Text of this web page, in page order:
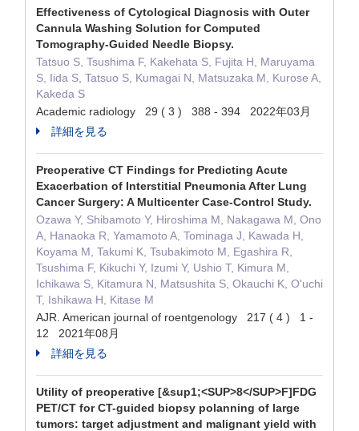
Effectiveness of Cytological Diagnosis with Outer
Cannula Washing Solution for Computed
Tomography-Guided Needle Biopsy.
Tatsuo S, Tsushima F, Kakehata S, Fujita H, Maruyama
S, Iida S, Tatsuo S, Kumagai N, Matsuzaka M, Kurose A,
Kakeda S
Academic radiology 29 ( 3 ) 388 - 394 2022年03月
詳細を見る
Preoperative CT Findings for Predicting Acute
Exacerbation of Interstitial Pneumonia After Lung
Cancer Surgery: A Multicenter Case-Control Study.
Ozawa Y, Shibamoto Y, Hiroshima M, Nakagawa M, Ono
A, Hanaoka R, Yamamoto A, Tominaga J, Kawada H,
Koyama M, Takumi K, Tsubakimoto M, Egashira R,
Tsushima F, Kikuchi Y, Izumi Y, Ushio T, Kimura M,
Ichikawa S, Kitamura N, Matsushita S, Okauchi K, O'uchi
T, Ishikawa H, Kitase M
AJR. American journal of roentgenology 217 ( 4 ) 1 -
12 2021年08月
詳細を見る
Utility of preoperative [&sup1;<SUP>8</SUP>F]FDG
PET/CT for CT-guided biopsy polanning of large
tumors: target adjustment and malignant yield with